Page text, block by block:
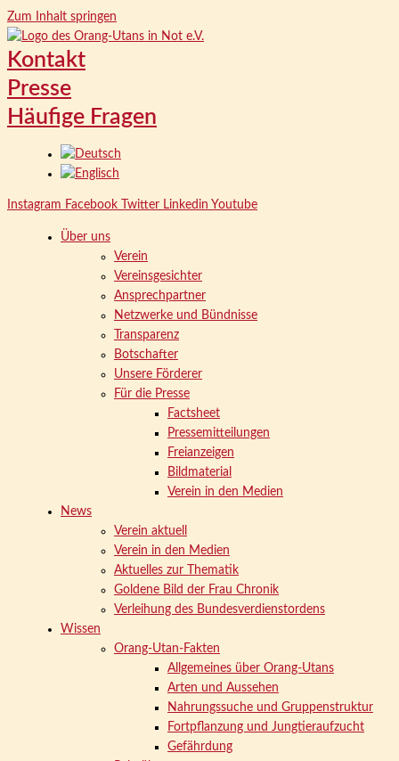
Zum Inhalt springen
Kontakt
Presse
Häufige Fragen
Instagram Facebook Twitter Linkedin Youtube
Über uns
Verein
Vereinsgesichter
Ansprechpartner
Netzwerke und Bündnisse
Transparenz
Botschafter
Unsere Förderer
Für die Presse
Factsheet
Pressemitteilungen
Freianzeigen
Bildmaterial
Verein in den Medien
News
Verein aktuell
Verein in den Medien
Aktuelles zur Thematik
Goldene Bild der Frau Chronik
Verleihung des Bundesverdienstordens
Wissen
Orang-Utan-Fakten
Allgemeines über Orang-Utans
Arten und Aussehen
Nahrungssuche und Gruppenstruktur
Fortpflanzung und Jungtieraufzucht
Gefährdung